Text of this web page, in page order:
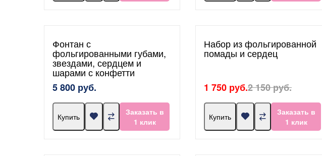
Фонтан с
фольгированными губами,
звездами, сердцем и
шарами с конфетти
5 800 руб.
Купить
Заказать в
1 клик
Набор из фольгированной
помады и сердец
1 750 руб.2 150 руб.
Купить
Заказать в
1 клик